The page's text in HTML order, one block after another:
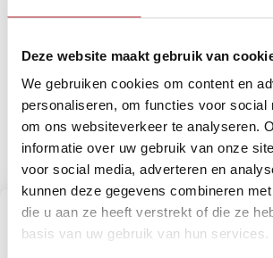
Deze website maakt gebruik van
We gebruiken cookies om content en
personaliseren, om functies voor social
om ons websiteverkeer te analyseren.
informatie over uw gebruik van onze
voor social media, adverteren en
kunnen deze gegevens combineren
die u aan ze heeft verstrekt of die ze
basis van uw gebruik van hun services.
IJshotel en meer
Bestemming: Zweden, Finland of
Meer informatie
Bekijk deze beleving